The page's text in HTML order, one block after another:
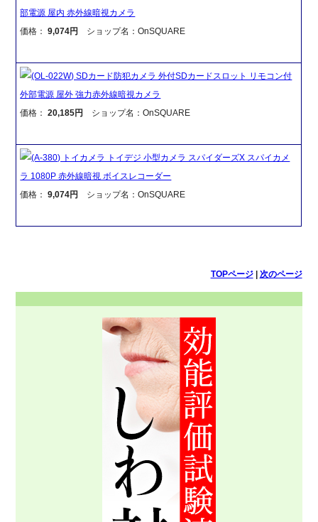
部電源 屋内 赤外線暗視カメラ
価格：9,074円 ショップ名：OnSQUARE
(OL-022W) SDカード防犯カメラ 外付SDカードスロット リモコン付
外部電源 屋外 強力赤外線暗視カメラ
価格：20,185円 ショップ名：OnSQUARE
(A-380) トイカメラ トイデジ 小型カメラ スパイダーズX スパイカメ
ラ 1080P 赤外線暗視 ボイスレコーダー
価格：9,074円 ショップ名：OnSQUARE
TOPページ| 次のページ